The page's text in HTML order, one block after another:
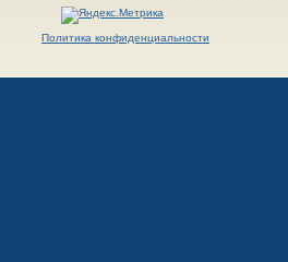
Политика конфиденциальности